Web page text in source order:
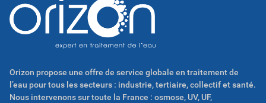
Orizon propose une offre de service globale en traitement de
l’eau pour tous les secteurs : industrie, tertiaire, collectif et santé.
Nous intervenons sur toute la France : osmose, UV, UF,